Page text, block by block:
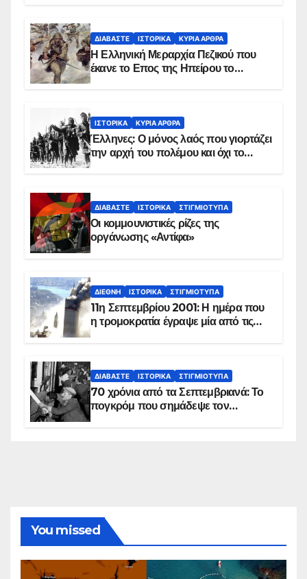
ΔΙΑΒΆΣΤΕ ΙΣΤΟΡΙΚΆ ΚΥΡΙΑ ΑΡΘΡΑ
Η Ελληνική Μεραρχία Πεζικού που
έκανε το Επος της Ηπείρου το
ΙΣΤΟΡΙΚΆ ΚΥΡΙΑ ΑΡΘΡΑ
Έλληνες: Ο μόνος λαός που γιορτάζει
την αρχή του πολέμου και όχι το
ΔΙΑΒΆΣΤΕ ΙΣΤΟΡΙΚΆ ΣΤΙΓΜΙΌΤΥΠΑ
Οι κομμουνιστικές ρίζες της
οργάνωσης «Αντίφα»
ΔΙΕΘΝΉ ΙΣΤΟΡΙΚΆ ΣΤΙΓΜΙΌΤΥΠΑ
11η Σεπτεμβρίου 2001: Η ημέρα που
η τρομοκρατία έγραψε μία από τις
ΔΙΑΒΆΣΤΕ ΙΣΤΟΡΙΚΆ ΣΤΙΓΜΙΌΤΥΠΑ
70 χρόνια από τα Σεπτεμβριανά: Το
πογκρόμ που σημάδεψε τον
You missed